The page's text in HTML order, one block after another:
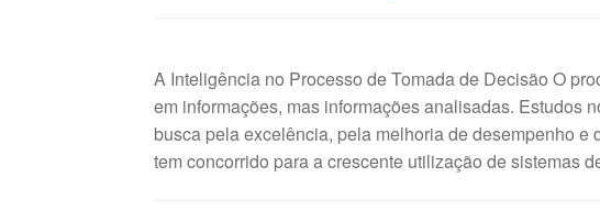
A Inteligência no Processo de Tomada de Decisão O
em informações, mas informações analisadas. Estudos
busca pela excelência, pela melhoria de desempenho
tem concorrido para a crescente utilização de sistemas